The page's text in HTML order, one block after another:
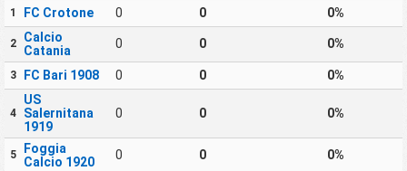
1
FC Crotone 0 0 0%
2
Calcio
Catania
0 0 0%
3 FC Bari 1908 0 0 0%
4
US
Salernitana
1919
0 0 0%
5
Foggia
Calcio 1920
0 0 0%